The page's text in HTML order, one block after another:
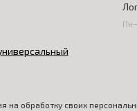
на обработку своих